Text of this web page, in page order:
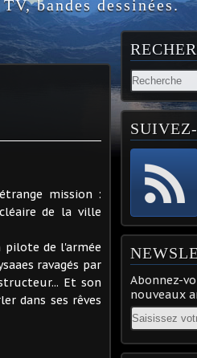
bandes dessinées.
mission :
de la ville
de l'armée
ravagés par
Et son
dans ses rêves
Abonnez-
nouveaux
Email